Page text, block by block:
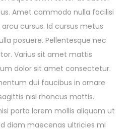
Amet commodo nulla facilisi
cursus. Id cursus metus
posuere. Pellentesque nec
Varius sit amet mattis
dolor sit amet consectetur.
dui faucibus in ornare
nisl rhoncus mattis.
porta lorem mollis aliquam ut
diam maecenas ultricies mi